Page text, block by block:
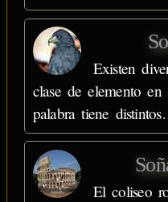
Existen
clase de elemento en
palabra tiene
El coliseo